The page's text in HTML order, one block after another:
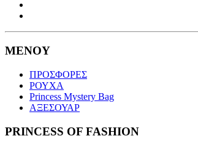
ΜΕΝΟΥ
ΠΡΟΣΦΟΡΕΣ
ΡΟΥΧΑ
Princess Mystery Bag
ΑΞΕΣΟΥΑΡ
PRINCESS OF FASHION